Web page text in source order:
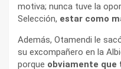
motiva; nunca tuve la
Selección, estar como
Además, Otamendi le
su excompañero en la
porque obviamente que